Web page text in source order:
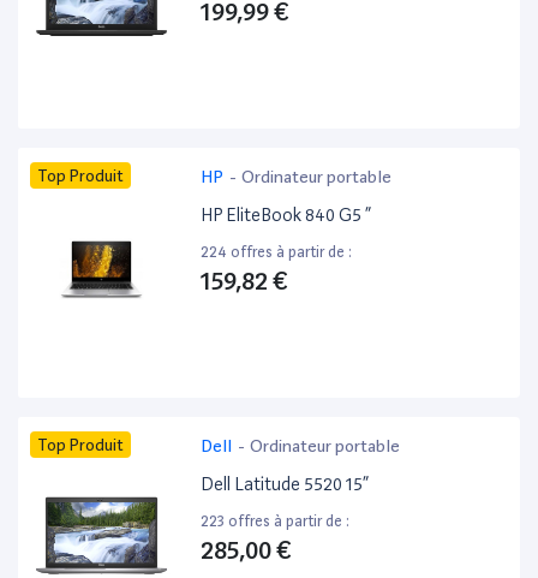
199,99 €
Top Produit HP - Ordinateur portable
HP EliteBook 840 G5 ”
224 offres à partir de :
159,82 €
Top Produit Dell - Ordinateur portable
Dell Latitude 5520 15”
223 offres à partir de :
285,00 €